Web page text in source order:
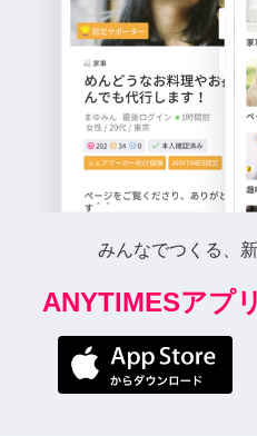
みんなでつくる、
ANYTIMESアプ